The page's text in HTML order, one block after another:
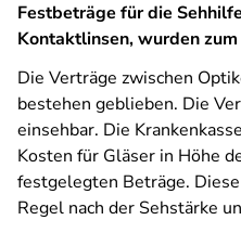
Festbeträge für die
Kontaktlinsen, wurden
Die Verträge zwischen
bestehen geblieben. Die
einsehbar. Die
Kosten für Gläser in Höhe
festgelegten Beträge.
Regel nach der Sehstärke